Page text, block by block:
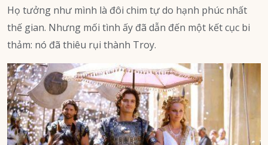
Họ tưởng như mình là đôi chim tự do hạnh phúc nhất
thế gian. Nhưng mối tình ấy đã dẫn đến một kết cục bi
thảm: nó đã thiêu rụi thành Troy.